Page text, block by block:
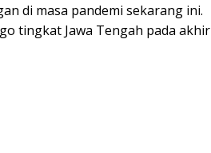
di masa pandemi sekarang ini.
tingkat Jawa Tengah pada akhir